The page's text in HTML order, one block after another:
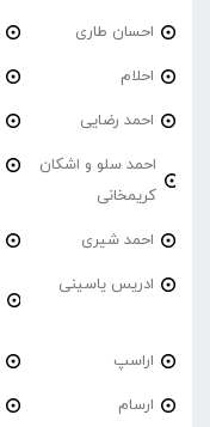
احسان طاری
احلام
احمد‌ رضایی
احمد سلو و اشکان
کریمخانی
احمد شیری
ادریس یاسینی
اراسپ
ارسام